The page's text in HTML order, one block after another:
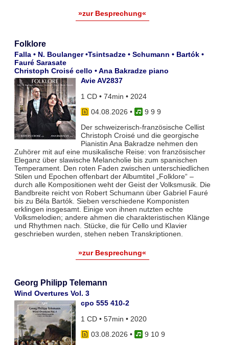
»zur Besprechung«
Folklore
Falla • N. Boulanger •Tsintsadze • Schumann • Bartók •
Fauré Sarasate
Christoph Croisé cello • Ana Bakradze piano
Avie AV2837
1 CD • 74min • 2024
04.08.2026 •
9 9 9
Der schweizerisch-französische Cellist
Christoph Croisé und die georgische
Pianistin Ana Bakradze nehmen den
Zuhörer mit auf eine musikalische Reise: von französischer
Eleganz über slawische Melancholie bis zum spanischen
Temperament. Den roten Faden zwischen unterschiedlichen
Stilen und Epochen offenbart der Albumtitel „Folklore“ –
durch alle Kompositionen weht der Geist der Volksmusik. Die
Bandbreite reicht von Robert Schumann über Gabriel Fauré
bis zu Béla Bartók. Sieben verschiedene Komponisten
erklingen insgesamt. Einige von ihnen nutzten echte
Volksmelodien; andere ahmen die charakteristischen Klänge
und Rhythmen nach. Stücke, die für Cello und Klavier
geschrieben wurden, stehen neben Transkriptionen.
»zur Besprechung«
Georg Philipp Telemann
Wind Overtures Vol. 3
cpo 555 410-2
1 CD • 57min • 2020
03.08.2026 •
9 10 9